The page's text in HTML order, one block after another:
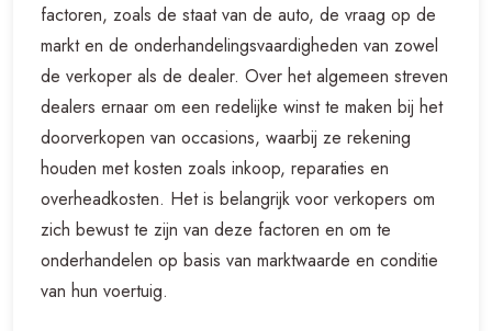
factoren, zoals de staat van de auto, de vraag op de
markt en de onderhandelingsvaardigheden van zowel
de verkoper als de dealer. Over het algemeen streven
dealers ernaar om een redelijke winst te maken bij het
doorverkopen van occasions, waarbij ze rekening
houden met kosten zoals inkoop, reparaties en
overheadkosten. Het is belangrijk voor verkopers om
zich bewust te zijn van deze factoren en om te
onderhandelen op basis van marktwaarde en conditie
van hun voertuig.